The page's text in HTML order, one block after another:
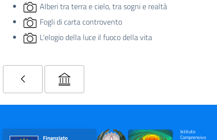
Alberi tra terra e cielo, tra sogni e realtà
Fogli di carta controvento
L'elogio della luce il fuoco della vita
Istituto
Comprensivo